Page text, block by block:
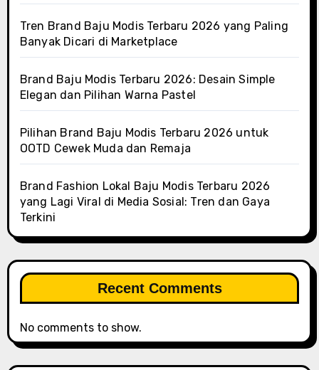
Tren Brand Baju Modis Terbaru 2026 yang Paling
Banyak Dicari di Marketplace
Brand Baju Modis Terbaru 2026: Desain Simple
Elegan dan Pilihan Warna Pastel
Pilihan Brand Baju Modis Terbaru 2026 untuk
OOTD Cewek Muda dan Remaja
Brand Fashion Lokal Baju Modis Terbaru 2026
yang Lagi Viral di Media Sosial: Tren dan Gaya
Terkini
Recent Comments
No comments to show.